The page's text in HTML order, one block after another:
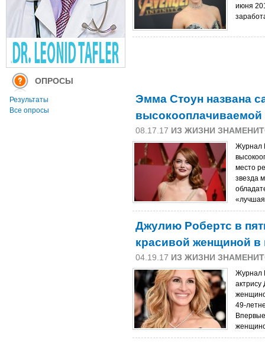
ОПРОСЫ
Результаты
Все опросы
июня
Эмма Стоун названа
высокооплачиваемой
08.17.17 ИЗ ЖИЗНИ
Журнал
место
звезда
Джулию Робертс в
красивой женщиной в
04.19.17 ИЗ ЖИЗНИ
Журнал
актрису
49-